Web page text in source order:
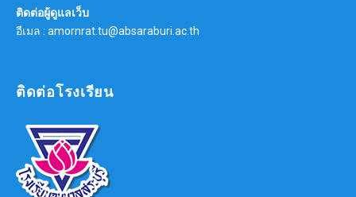
ติดต่อผู้ดูแลเว็บ
อีเมล : amornrat.tu@absaraburi.ac.th
ติดต่อโรงเรียน